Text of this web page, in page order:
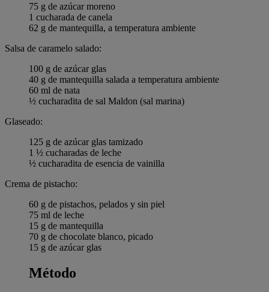
75 g de azúcar moreno
1 cucharada de canela
62 g de mantequilla, a temperatura ambiente
Salsa de caramelo salado:
100 g de azúcar glas
40 g de mantequilla salada a temperatura ambiente
60 ml de nata
½ cucharadita de sal Maldon (sal marina)
Glaseado:
125 g de azúcar glas tamizado
1 ½ cucharadas de leche
½ cucharadita de esencia de vainilla
Crema de pistacho:
60 g de pistachos, pelados y sin piel
75 ml de leche
15 g de mantequilla
70 g de chocolate blanco, picado
15 g de azúcar glas
Método